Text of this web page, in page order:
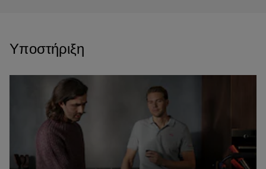
Υποστήριξη